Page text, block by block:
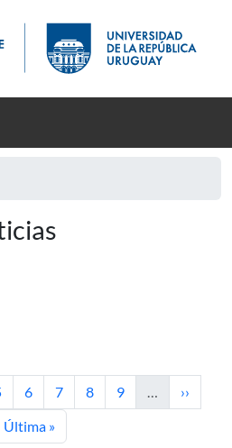
Page
6 Page
7 Page
8 Page
9 … Next
››
Last page
Última »